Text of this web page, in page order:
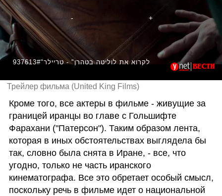
937613#"לקרוא את לוליטה בטהרן" - טריילר
Трейлер фильма (United King Films)
Кроме того, все актеры в фильме - живущие за
границей иранцы во главе с Гольшифте
Фарахани ("Патерсон"). Таким образом лента,
которая в иных обстоятельствах выглядела бы
так, словно была снята в Иране, - все, что
угодно, только не часть иранского
кинематографа. Все это обретает особый смысл,
поскольку речь в фильме идет о национальной